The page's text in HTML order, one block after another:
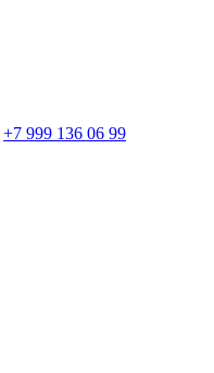
+7 999 136 06 99